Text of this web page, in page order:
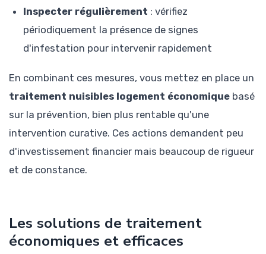
Inspecter régulièrement : vérifiez
périodiquement la présence de signes
d'infestation pour intervenir rapidement
En combinant ces mesures, vous mettez en place un
traitement nuisibles logement économique basé
sur la prévention, bien plus rentable qu'une
intervention curative. Ces actions demandent peu
d'investissement financier mais beaucoup de rigueur
et de constance.
Les solutions de traitement
économiques et efficaces